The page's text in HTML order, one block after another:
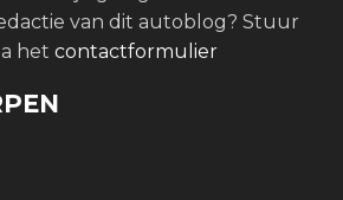
van dit autoblog? Stuur
het contactformulier